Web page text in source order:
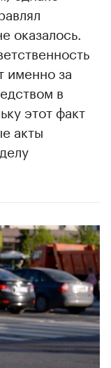
оказалось.
именно за
в
этот факт
акты